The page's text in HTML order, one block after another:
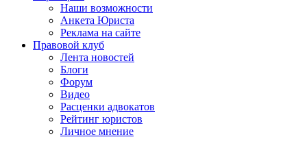
Наши возможности
Анкета Юриста
Реклама на сайте
Правовой клуб
Лента новостей
Блоги
Форум
Видео
Расценки адвокатов
Рейтинг юристов
Личное мнение